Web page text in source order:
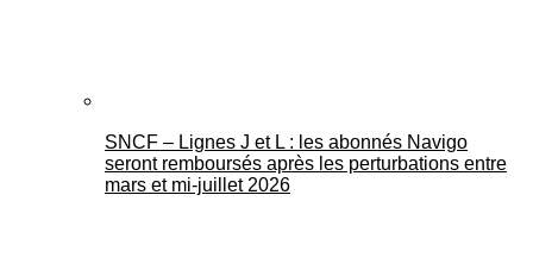
SNCF – Lignes J et L : les abonnés Navigo
seront remboursés après les perturbations entre
mars et mi-juillet 2026